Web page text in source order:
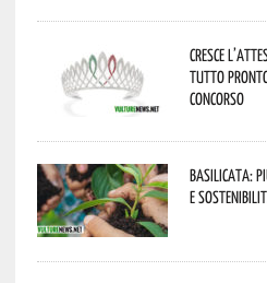
Cresce
tutto pronto
concorso
Basilicata:
e